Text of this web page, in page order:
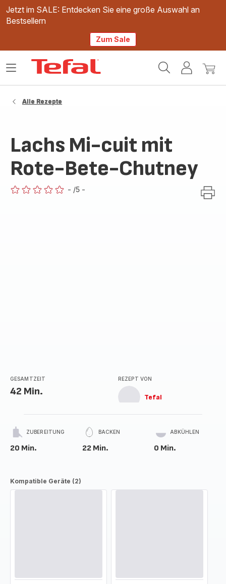
Jetzt im SALE: Entdecken Sie eine große Auswahl an
Bestsellern
Zum Sale
Mein
Mein
Das
Alle Rezepte
Lachs Mi-cuit mit
Rote-Bete-Chutney
- /5 -
GESAMTZEIT
42 Min.
REZEPT VON
Tefal
ZUBEREITUNG
20 Min.
BACKEN
22 Min.
ABKÜHLEN
0 Min.
Kompatible Geräte (2)